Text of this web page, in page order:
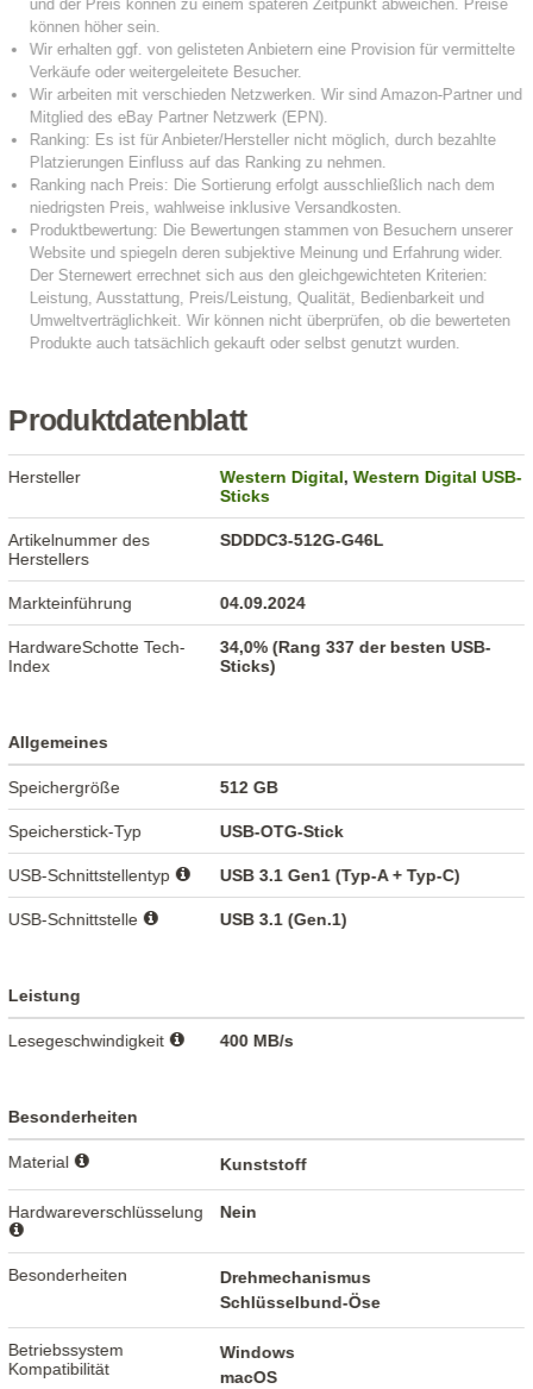
Produktdatenblatt
Hersteller Western Digital,Western Digital USB-
Sticks
Artikelnummer des
Herstellers
SDDDC3-512G-G46L
Markteinführung 04.09.2024
HardwareSchotte Tech-
Index
34,0% (Rang 337 der besten USB-
Sticks)
Allgemeines
Speichergröße 512 GB
Speicherstick-Typ USB-OTG-Stick
USB-Schnittstellentyp USB 3.1 Gen1 (Typ-A + Typ-C)
USB-Schnittstelle USB 3.1 (Gen.1)
Leistung
Lesegeschwindigkeit 400 MB/s
Besonderheiten
Material Kunststoff
Hardwareverschlüsselung Nein
Besonderheiten
Drehmechanismus
Schlüsselbund-Öse
Betriebssystem
Kompatibilität
Windows
macOS